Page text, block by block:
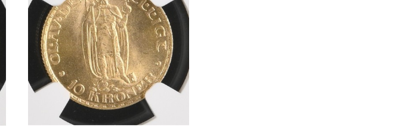
kr 1,100.00
2022 Niue STAR WARS
SANDCRAWLER 2 DOLLAR
1 OZ sølv mynt i kvalitet
Proof i kapsel og skrin
kr 1,060.00